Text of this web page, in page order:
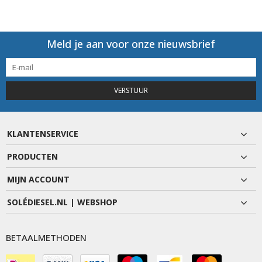
Meld je aan voor onze nieuwsbrief
VERSTUUR
KLANTENSERVICE
PRODUCTEN
MIJN ACCOUNT
SOLÉDIESEL.NL | WEBSHOP
BETAALMETHODEN